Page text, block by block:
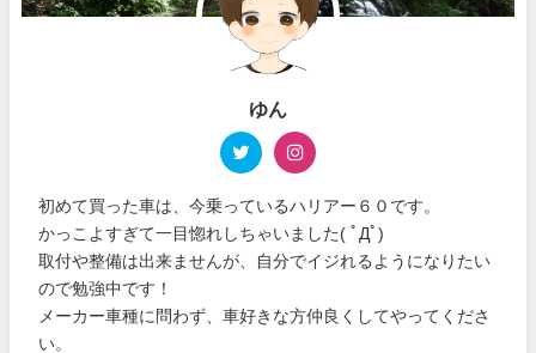
ゆん
初めて買った車は、今乗っているハリアー６０です。
かっこよすぎて一目惚れしちゃいました( ﾟДﾟ)
取付や整備は出来ませんが、自分でイジれるようになりたい
ので勉強中です！
メーカー車種に問わず、車好きな方仲良くしてやってくださ
い。